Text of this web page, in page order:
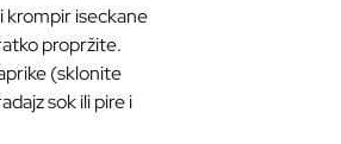
krompir iseckane
propržite.
(sklonite
sok ili pire i